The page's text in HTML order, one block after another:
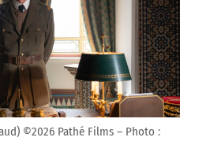
©2026 Pathé Films – Photo :